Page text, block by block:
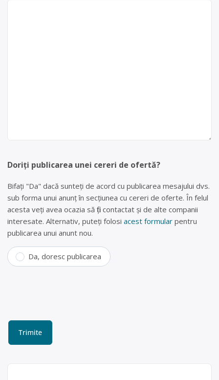
Doriți publicarea unei cereri de ofertă?
Bifați "Da" dacă sunteți de acord cu publicarea mesajului dvs.
sub forma unui anunț în secțiunea cu cereri de oferte. În felul
acesta veți avea ocazia să fiți contactat și de alte companii
interesate. Alternativ, puteți folosi acest formular pentru
publicarea unui anunt nou.
Da, doresc publicarea